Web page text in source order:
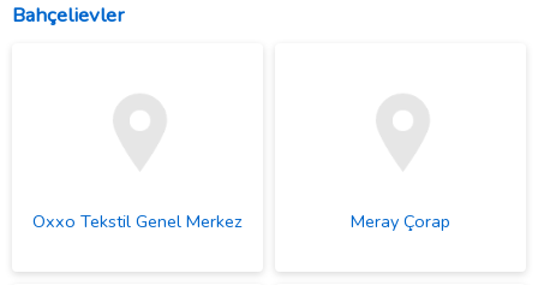
Bahçelievler
Oxxo Tekstil Genel Merkez Meray Çorap